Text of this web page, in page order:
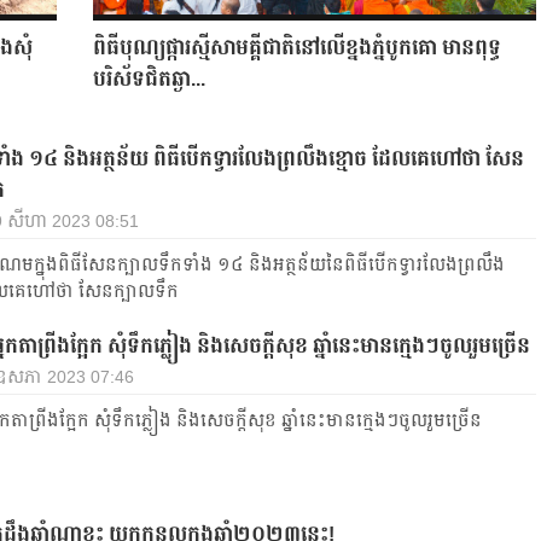
ងសុំ
ពិធីបុណ្យផ្ការស្មីសាមគ្គីជាតិនៅលើខ្នងភ្នំបូកគោ​ មាន​ពុទ្ធ
បរិស័ទជិតឆ្ងា...
១៤ និងអត្ថន័យ ពិធីបើកទ្វារលែងព្រលឹងខ្មោច ដែលគេហៅថា សែន
សីហា 2023 08:51
មក្នុងពិធីសែនក្បាលទឹកទាំង ១៤ និងអត្ថន័យនៃពិធីបើកទ្វារលែងព្រលឹង
គេហៅថា សែនក្បាលទឹក
នកតាព្រីងក្អែក សុំទឹកភ្លៀង និងសេចក្ដីសុខ ឆ្នាំនេះមានក្មេងៗចូលរួមច្រើន
សភា 2023 07:46
កតាព្រីងក្អែក សុំទឹកភ្លៀង និងសេចក្ដីសុខ ឆ្នាំនេះមានក្មេងៗចូលរួមច្រើន
ងឆ្នាំណាខ្លះ យកកូនល្អក្នុងឆ្នាំ២០២៣នេះ!